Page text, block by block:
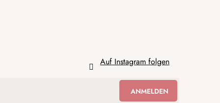
Auf Instagram folgen
ANMELDEN